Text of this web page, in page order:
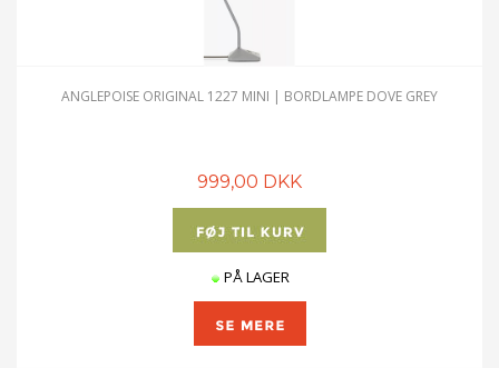
ANGLEPOISE ORIGINAL 1227 MINI | BORDLAMPE DOVE GREY
999,00 DKK
PÅ LAGER